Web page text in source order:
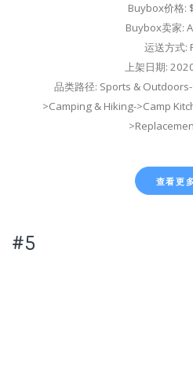
Buybox价格:
Buybox卖家:
运送方式:
上架日期:
品类路径: Sports &
>Camping & Hiking->Camp
查看更
#5